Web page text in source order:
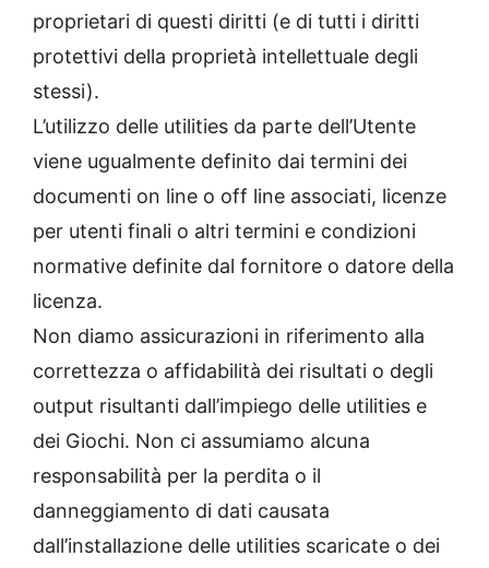
proprietari di questi diritti (e di tutti i diritti
protettivi della proprietà intellettuale degli
stessi).
L’utilizzo delle utilities da parte dell’Utente
viene ugualmente definito dai termini dei
documenti on line o off line associati, licenze
per utenti finali o altri termini e condizioni
normative definite dal fornitore o datore della
licenza.
Non diamo assicurazioni in riferimento alla
correttezza o affidabilità dei risultati o degli
output risultanti dall’impiego delle utilities e
dei Giochi. Non ci assumiamo alcuna
responsabilità per la perdita o il
danneggiamento di dati causata
dall’installazione delle utilities scaricate o dei